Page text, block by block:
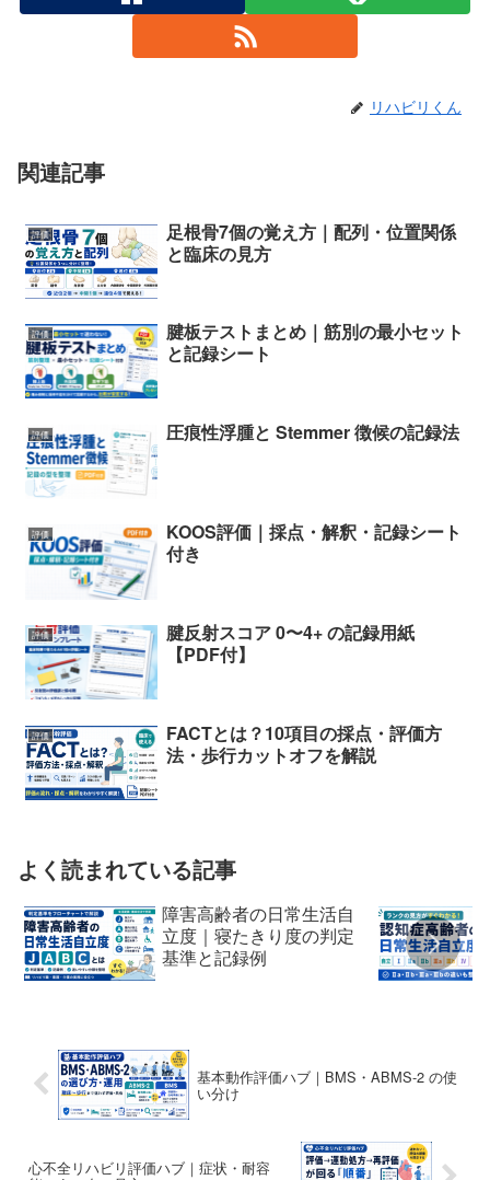
リハビリくん
関連記事
評価
足根骨7個の覚え方｜配列・位置関係
と臨床の見方
評価
腱板テストまとめ｜筋別の最小セット
と記録シート
評価 圧痕性浮腫と Stemmer 徴候の記録法
評価
KOOS評価｜採点・解釈・記録シート
付き
評価
腱反射スコア 0〜4+ の記録用紙
【PDF付】
評価
FACTとは？10項目の採点・評価方
法・歩行カットオフを解説
よく読まれている記事
障害高齢者の日常生活自
立度｜寝たきり度の判定
基準と記録例
基本動作評価ハブ｜BMS・ABMS-2 の使
い分け
心不全リハビリ評価ハブ｜症状・耐容